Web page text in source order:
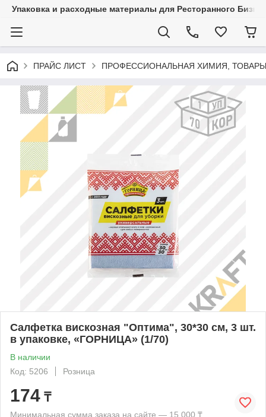
Упаковка и расходные материалы для Ресторанного
ПРАЙС ЛИСТ ПРОФЕССИОНАЛЬНАЯ ХИМИЯ,
Салфетка вискозная "Оптима", 30*30 см, 3 шт.
в упаковке, «ГОРНИЦА» (1/70)
В наличии
Код: 5206
Розница
174 ₸
Минимальная сумма заказа на сайте — 15 000 ₸